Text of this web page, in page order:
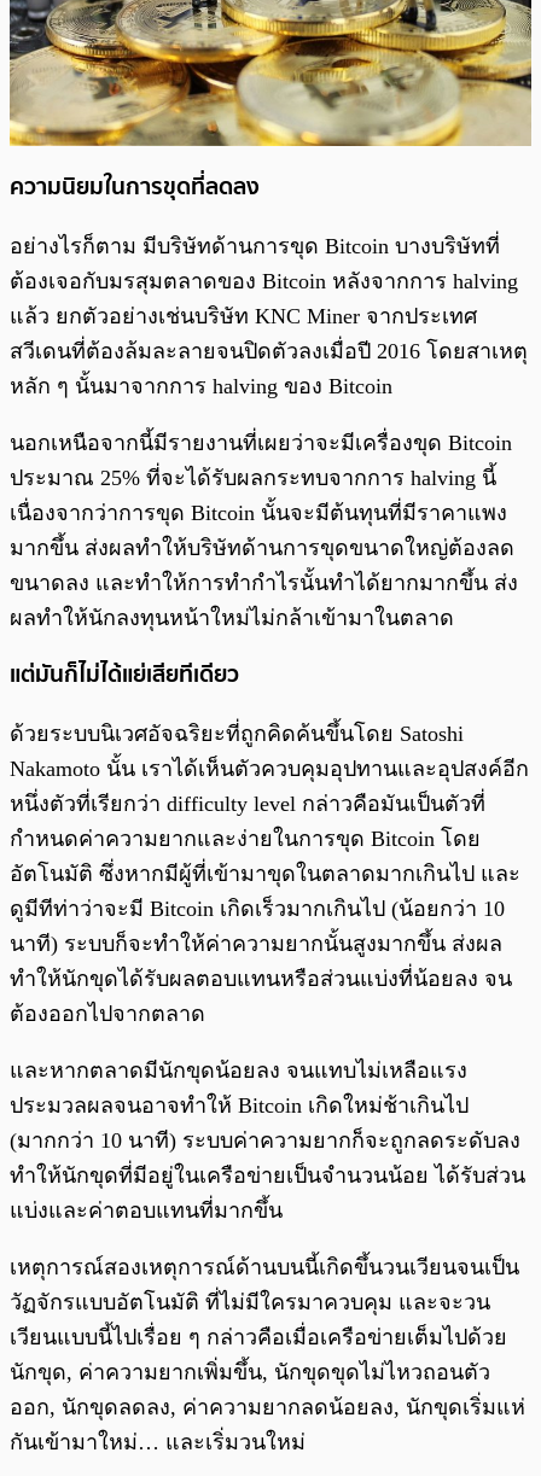
ความนิยมในการขุดที่ลดลง
อย่างไรก็ตาม มีบริษัทด้านการขุด Bitcoin บางบริษัทที่
ต้องเจอกับมรสุมตลาดของ Bitcoin หลังจากการ halving
แล้ว ยกตัวอย่างเช่นบริษัท KNC Miner จากประเทศ
สวีเดนที่ต้องล้มละลายจนปิดตัวลงเมื่อปี 2016 โดยสาเหตุ
หลัก ๆ นั้นมาจากการ halving ของ Bitcoin
นอกเหนือจากนี้มีรายงานที่เผยว่าจะมีเครื่องขุด Bitcoin
ประมาณ 25% ที่จะได้รับผลกระทบจากการ halving นี้
เนื่องจากว่าการขุด Bitcoin นั้นจะมีต้นทุนที่มีราคาแพง
มากขึ้น ส่งผลทำให้บริษัทด้านการขุดขนาดใหญ่ต้องลด
ขนาดลง และทำให้การทำกำไรนั้นทำได้ยากมากขึ้น ส่ง
ผลทำให้นักลงทุนหน้าใหม่ไม่กล้าเข้ามาในตลาด
แต่มันก็ไม่ได้แย่เสียทีเดียว
ด้วยระบบนิเวศอัจฉริยะที่ถูกคิดค้นขึ้นโดย Satoshi
Nakamoto นั้น เราได้เห็นตัวควบคุมอุปทานและอุปสงค์อีก
หนึ่งตัวที่เรียกว่า difficulty level กล่าวคือมันเป็นตัวที่
กำหนดค่าความยากและง่ายในการขุด Bitcoin โดย
อัตโนมัติ ซึ่งหากมีผู้ที่เข้ามาขุดในตลาดมากเกินไป และ
ดูมีทีท่าว่าจะมี Bitcoin เกิดเร็วมากเกินไป (น้อยกว่า 10
นาที) ระบบก็จะทำให้ค่าความยากนั้นสูงมากขึ้น ส่งผล
ทำให้นักขุดได้รับผลตอบแทนหรือส่วนแบ่งที่น้อยลง จน
ต้องออกไปจากตลาด
และหากตลาดมีนักขุดน้อยลง จนแทบไม่เหลือแรง
ประมวลผลจนอาจทำให้ Bitcoin เกิดใหม่ช้าเกินไป
(มากกว่า 10 นาที) ระบบค่าความยากก็จะถูกลดระดับลง
ทำให้นักขุดที่มีอยู่ในเครือข่ายเป็นจำนวนน้อย ได้รับส่วน
แบ่งและค่าตอบแทนที่มากขึ้น
เหตุการณ์สองเหตุการณ์ด้านบนนี้เกิดขึ้นวนเวียนจนเป็น
วัฏจักรแบบอัตโนมัติ ที่ไม่มีใครมาควบคุม และจะวน
เวียนแบบนี้ไปเรื่อย ๆ กล่าวคือเมื่อเครือข่ายเต็มไปด้วย
นักขุด, ค่าความยากเพิ่มขึ้น, นักขุดขุดไม่ไหวถอนตัว
ออก, นักขุดลดลง, ค่าความยากลดน้อยลง, นักขุดเริ่มแห่
กันเข้ามาใหม่… และเริ่มวนใหม่